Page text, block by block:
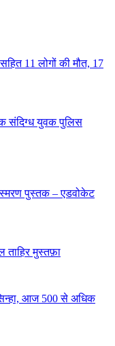
11 लोगों की मौत, 17
संदिग्ध युवक पुलिस
पुस्तक – एडवोकेट
ताहिर मुस्तफ़ा
आज 500 से अधिक